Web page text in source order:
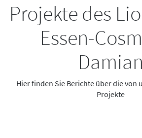
Projekte des
Essen-
Damian
Hier finden Sie Berichte über die von
Projekte